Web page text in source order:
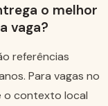
o melhor
vaga?
referências
Para vagas no
o contexto local